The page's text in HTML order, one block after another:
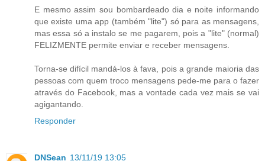
E mesmo assim sou bombardeado dia e noite informando
que existe uma app (também "lite") só para as mensagens,
mas essa só a instalo se me pagarem, pois a "lite" (normal)
FELIZMENTE permite enviar e receber mensagens.
Torna-se difícil mandá-los à fava, pois a grande maioria das
pessoas com quem troco mensagens pede-me para o fazer
através do Facebook, mas a vontade cada vez mais se vai
agigantando.
Responder
DNSean 13/11/19 13:05